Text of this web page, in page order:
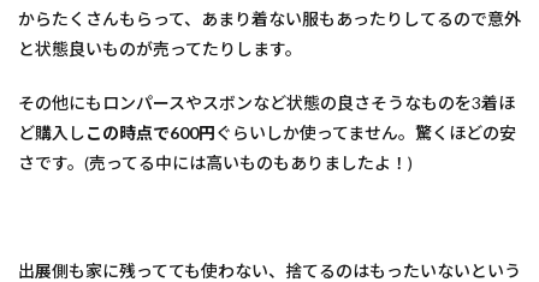
からたくさんもらって、あまり着ない服もあったりしてるので意外
と状態良いものが売ってたりします。
その他にもロンパースやスボンなど状態の良さそうなものを3着ほ
ど購入しこの時点で600円ぐらいしか使ってません。驚くほどの安
さです。(売ってる中には高いものもありましたよ！)
出展側も家に残ってても使わない、捨てるのはもったいないという